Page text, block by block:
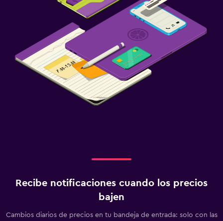
Recibe notificaciones cuando los precios
bajen
Cambios diarios de precios en tu bandeja de entrada: solo con las